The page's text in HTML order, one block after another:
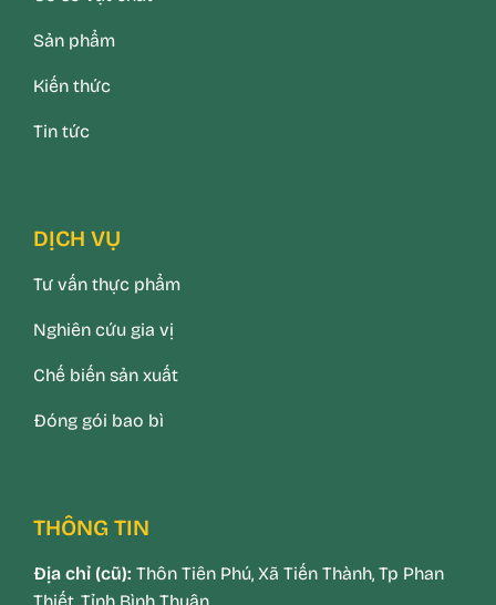
Sản phẩm
Kiến thức
Tin tức
DỊCH VỤ
Tư vấn thực phẩm
Nghiên cứu gia vị
Chế biến sản xuất
Đóng gói bao bì
THÔNG TIN
Địa chỉ (cũ): Thôn Tiên Phú, Xã Tiến Thành, Tp Phan